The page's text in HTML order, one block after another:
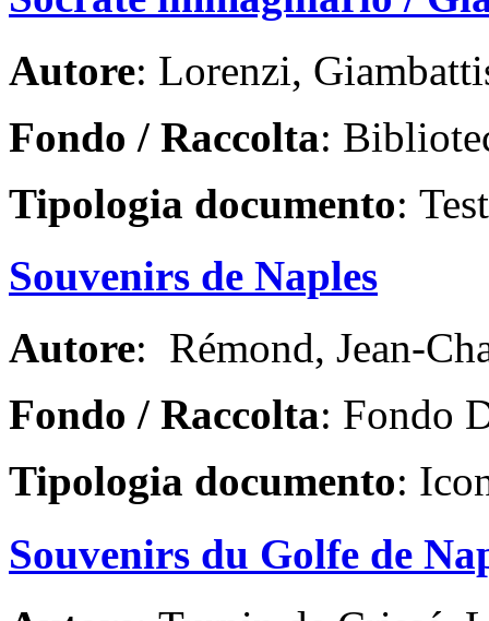
Autore: Lorenzi,
Fondo / Raccolta:
Tipologia documento:
Souvenirs de Naples
Autore: Rémond, Jean-
Fondo / Raccolta: Fondo
Tipologia documento:
Souvenirs du Golfe de